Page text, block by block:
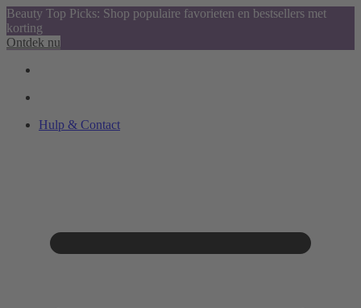
Beauty Top Picks: Shop populaire favorieten en bestsellers met
korting
Ontdek nu
Hulp & Contact